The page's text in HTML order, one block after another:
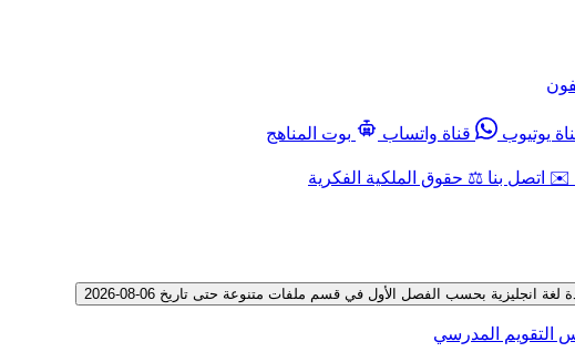
يوتيوب قناة واتساب
بوت المناهج
✉️ اتصل بنا ⚖️ حقوق الملكية الفكرية
بحسب الفصل الأول في قسم ملفات متنوعة حتى تاريخ 06-08-2026
التقويم المدرسي